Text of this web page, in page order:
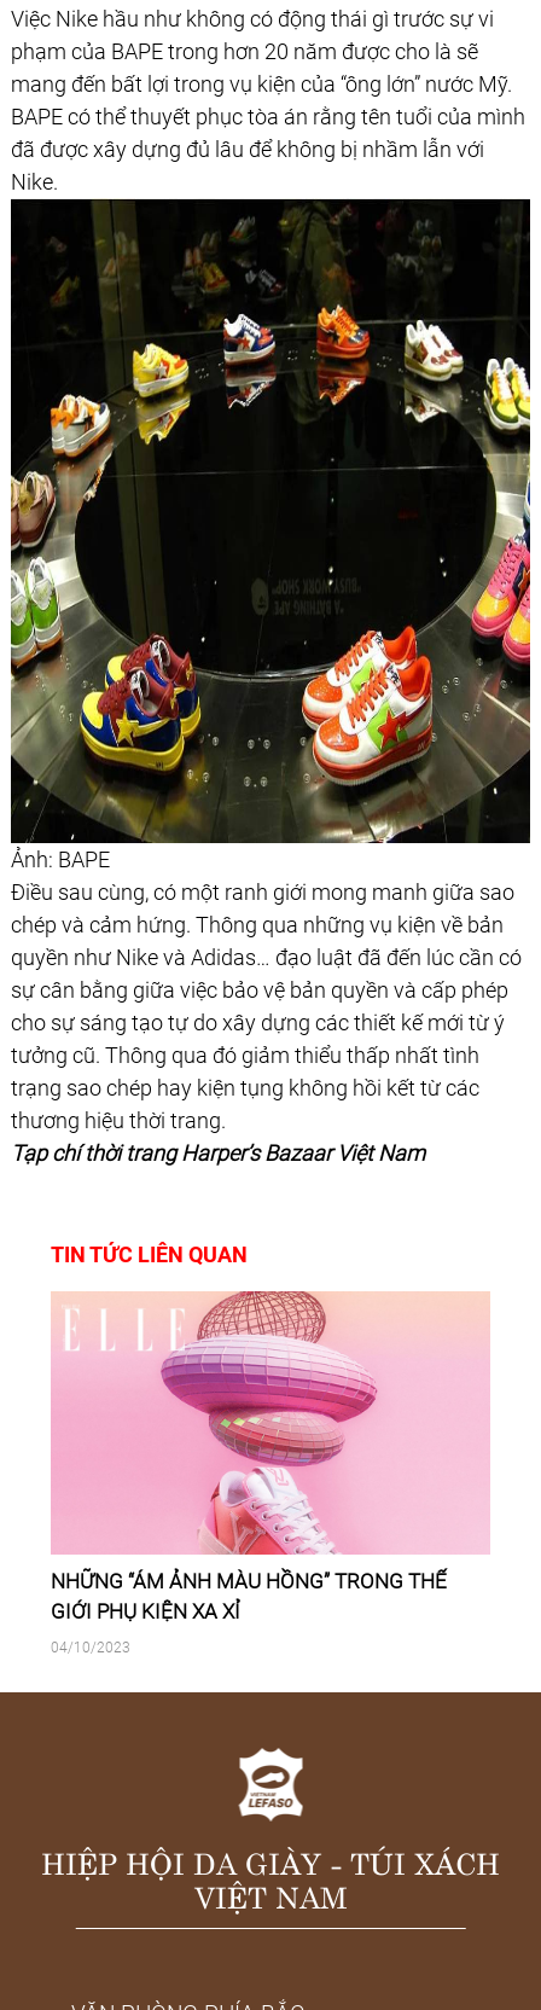
Việc Nike hầu như không có động thái gì trước sự vi
phạm của BAPE trong hơn 20 năm được cho là sẽ
mang đến bất lợi trong vụ kiện của “ông lớn” nước Mỹ.
BAPE có thể thuyết phục tòa án rằng tên tuổi của mình
đã được xây dựng đủ lâu để không bị nhầm lẫn với
Nike.
Ảnh: BAPE
Điều sau cùng, có một ranh giới mong manh giữa sao
chép và cảm hứng. Thông qua những vụ kiện về bản
quyền như Nike và Adidas… đạo luật đã đến lúc cần có
sự cân bằng giữa việc bảo vệ bản quyền và cấp phép
cho sự sáng tạo tự do xây dựng các thiết kế mới từ ý
tưởng cũ. Thông qua đó giảm thiểu thấp nhất tình
trạng sao chép hay kiện tụng không hồi kết từ các
thương hiệu thời trang.
Tạp chí thời trang Harper’s Bazaar Việt Nam
TIN TỨC LIÊN QUAN
NHỮNG “ÁM ẢNH MÀU HỒNG” TRONG THẾ
GIỚI PHỤ KIỆN XA XỈ
04/10/2023
HIỆP HỘI DA GIÀY - TÚI XÁCH
VIỆT NAM